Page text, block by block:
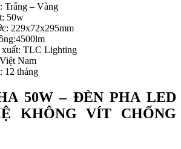
Trắng – Vàng
50w
229x72x295mm
xuất: TLC Lighting
Nam
12 tháng
50W – ĐÈN PHA LED
KHÔNG VÍT CHỐNG